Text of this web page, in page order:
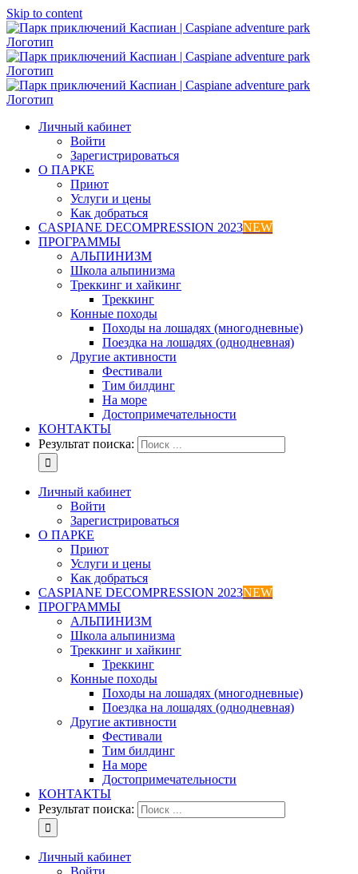
Skip to content
Личный кабинет
Войти
Зарегистрироваться
О ПАРКЕ
Приют
Услуги и цены
Как добраться
CASPIANE DECOMPRESSION 2023NEW
ПРОГРАММЫ
АЛЬПИНИЗМ
Школа альпинизма
Треккинг и хайкинг
Треккинг
Конные походы
Походы на лошадях (многодневные)
Поездка на лошадях (однодневная)
Другие активности
Фестивали
Тим билдинг
На море
Достопримечательности
КОНТАКТЫ
Результат поиска:
Личный кабинет
Войти
Зарегистрироваться
О ПАРКЕ
Приют
Услуги и цены
Как добраться
CASPIANE DECOMPRESSION 2023NEW
ПРОГРАММЫ
АЛЬПИНИЗМ
Школа альпинизма
Треккинг и хайкинг
Треккинг
Конные походы
Походы на лошадях (многодневные)
Поездка на лошадях (однодневная)
Другие активности
Фестивали
Тим билдинг
На море
Достопримечательности
КОНТАКТЫ
Результат поиска:
Личный кабинет
Войти